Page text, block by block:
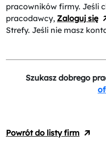
pracowników firmy. Jeśli
pracodawcy, Zaloguj się
Strefy. Jeśli nie masz
Szukasz dobrego
Powrót do listy firm